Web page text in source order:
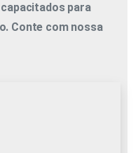
para
Conte com nossa